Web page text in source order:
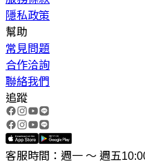
隱私政策
幫助
常見問題
合作洽詢
聯絡我們
追蹤
客服時間：週一 ～ 週五